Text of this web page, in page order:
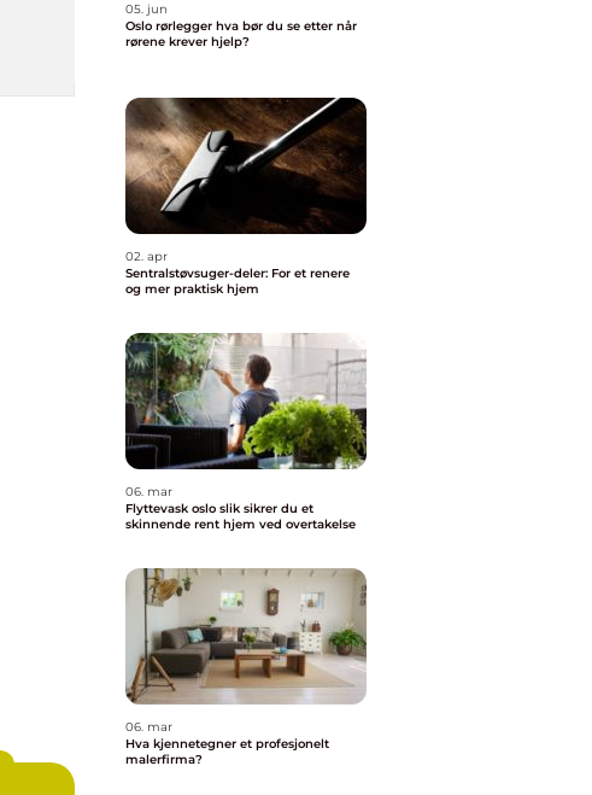
05. jun
Oslo rørlegger hva bør du se etter når
rørene krever hjelp?
02. apr
Sentralstøvsuger-deler: For et renere
og mer praktisk hjem
06. mar
Flyttevask oslo slik sikrer du et
skinnende rent hjem ved overtakelse
06. mar
Hva kjennetegner et profesjonelt
malerfirma?